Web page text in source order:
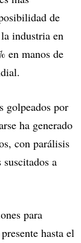
de
industria en
en manos de
golpeados por
ha generado
con parálisis
a
para
hasta el